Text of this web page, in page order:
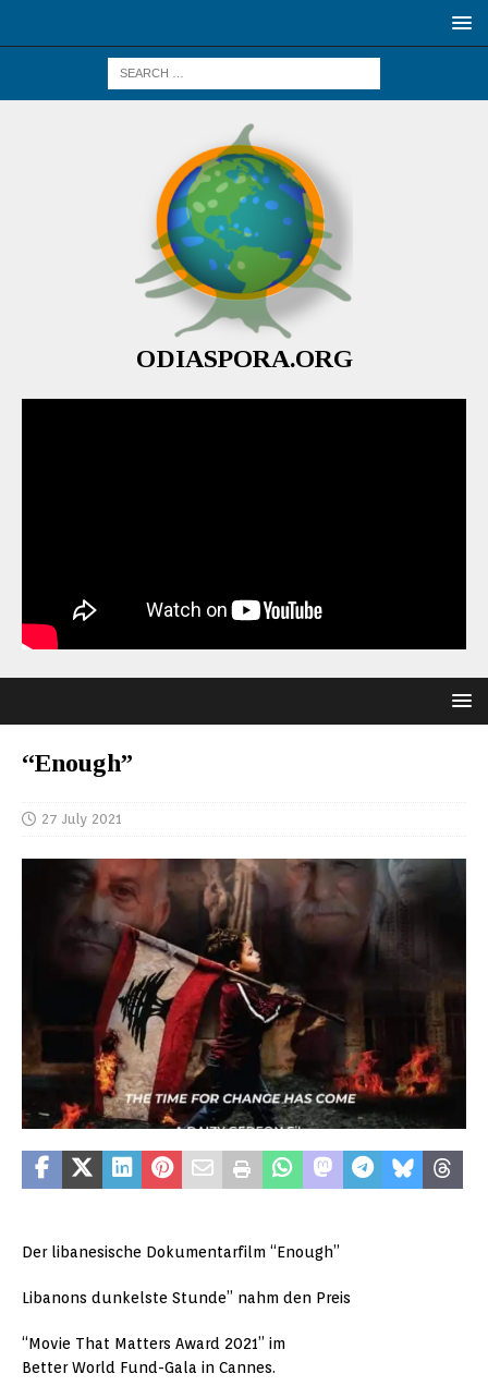
ODIASPORA.ORG
“Enough”
27 July 2021
Der libanesische Dokumentarfilm “Enough”
Libanons dunkelste Stunde” nahm den Preis
“Movie That Matters Award 2021” im
Better World Fund-Gala in Cannes.